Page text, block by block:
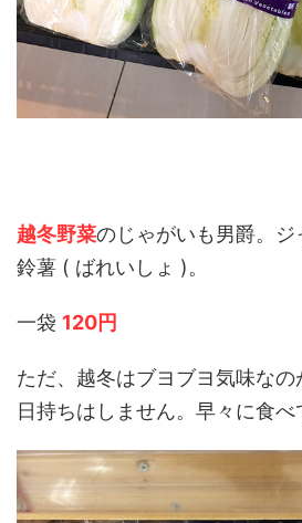
越冬野菜のじゃがいも男爵。
鈴薯 ( ばれいしょ )。
一袋 120円
ただ、越冬はブヨブヨ気味な
日持ちはしません。早々に食べ